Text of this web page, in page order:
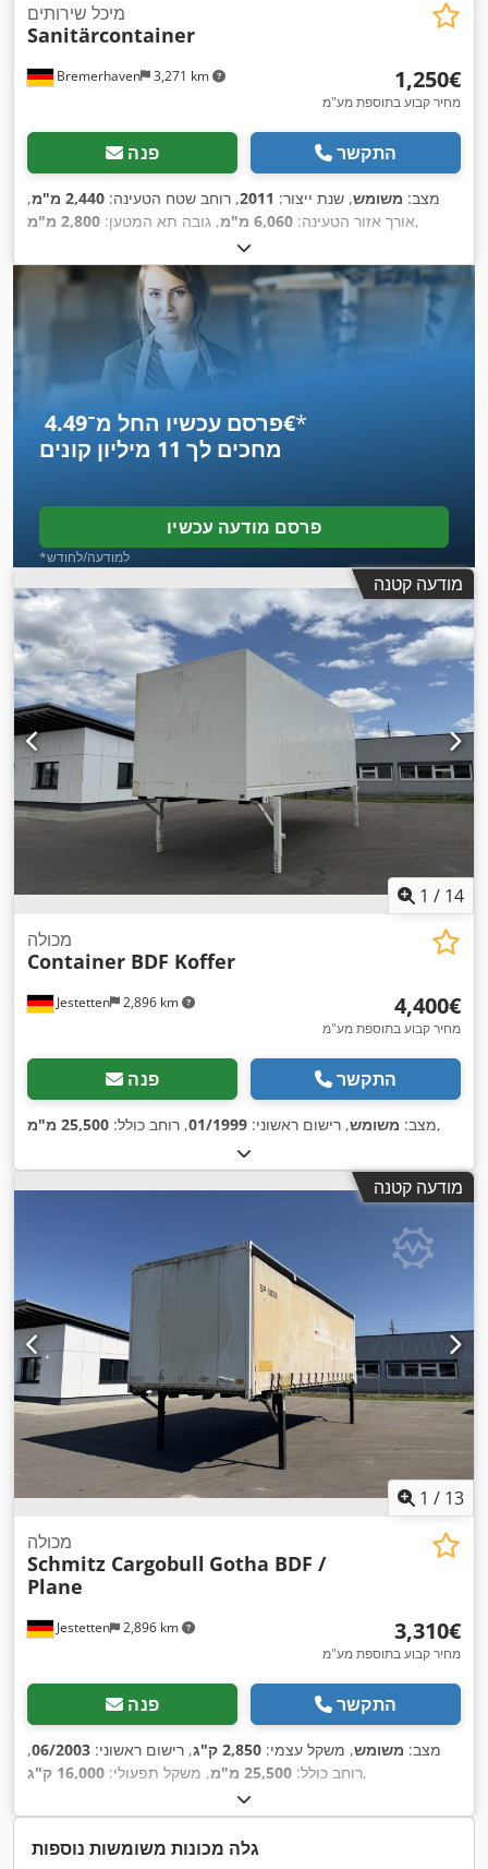
Bremerhaven 3,271 km
מיכל שירותים
Sanitärcontainer
‏1,250 ‏€
מחיר קבוע בתוספת מע"מ
פנה התקשר
מצב: משומש, שנת ייצור: 2011, רוחב שטח הטעינה: 2,440 מ"מ
,
אורך אזור הטעינה: 6,060 מ"מ , גובה תא המטען: 2,800 מ"מ ,
פרסם עכשיו החל מ־‏4.49 ‏€*
מחכים לך 11 מיליון קונים
פרסם מודעה עכשיו
*למודעה/לחודש
מודעה קטנה
1 / 14
Jestetten 2,896 km
מכולה
Container BDF Koffer
‏4,400 ‏€
מחיר קבוע בתוספת מע"מ
פנה התקשר
מצב: משומש, רישום ראשוני: 01/1999, רוחב כולל: 25,500 מ"מ ,
מודעה קטנה
1 / 13
Jestetten 2,896 km
מכולה
Schmitz Cargobull Gotha BDF /
Plane
‏3,310 ‏€
מחיר קבוע בתוספת מע"מ
פנה התקשר
מצב: משומש, משקל עצמי: 2,850 ק"ג , רישום ראשוני: 06/2003
,
רוחב כולל: 25,500 מ"מ , משקל תפעולי: 16,000 ק"ג ,
גלה מכונות משומשות נוספות